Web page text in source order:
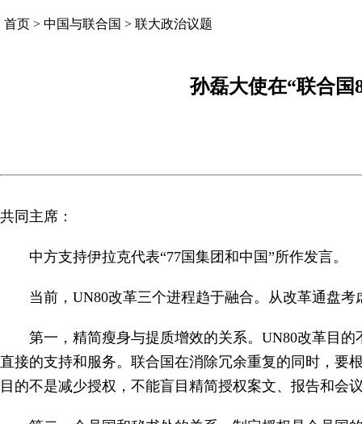
首页 > 中国与联合国 > 联大政治议题
孙磊大使在“联合国
共同主席：
中方支持伊拉克代表“77国集团和中国”所作发言。
当前，UN80改革三个进程趋于融合。从改革通盘
第一，精简瘦身与提质增效的关系。UN80改革目
直接的支持和服务。联合国在消除冗余重复的同时，要
目的不是减少授权，不能盲目精简授权案文、报告和会